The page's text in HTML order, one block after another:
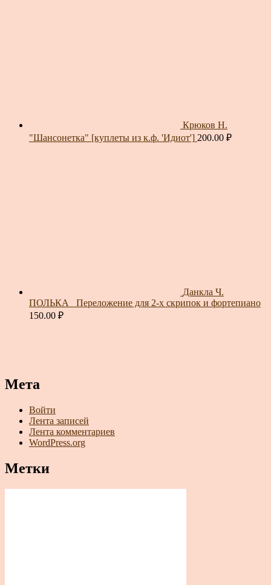
Крюков Н.
"Шансонетка" [куплеты из к.ф. 'Идиот'] 200.00 ₽
Данкла Ч.
ПОЛЬКА_ Переложение для 2-х скрипок и фортепиано
150.00 ₽
Мета
Войти
Лента записей
Лента комментариев
WordPress.org
Метки